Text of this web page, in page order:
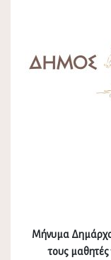
Μήνυμα
τους μαθητές